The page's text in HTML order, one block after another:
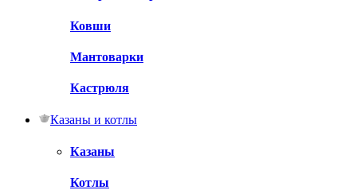
Ковши
Мантоварки
Кастрюля
Казаны и котлы
Казаны
Котлы